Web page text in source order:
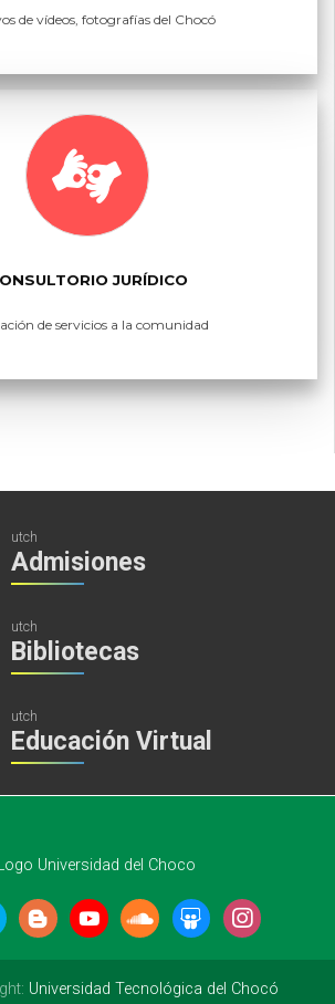
de vídeos, fotografías del Chocó
JURÍDICO
de servicios a la comunidad
utch
Admisiones
utch
Bibliotecas
utch
Educación Virtual
Universidad Tecnológica del Chocó